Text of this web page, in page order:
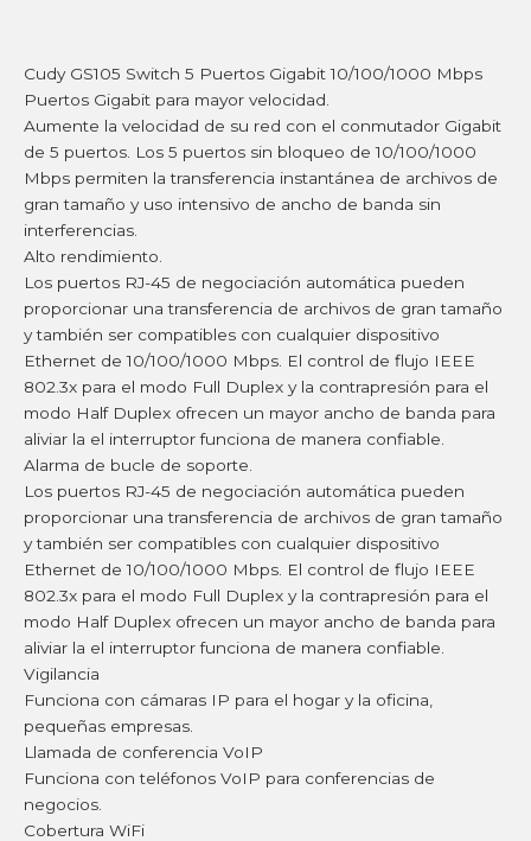
Cudy GS105 Switch 5 Puertos Gigabit 10/100/1000 Mbps
Puertos Gigabit para mayor velocidad.
Aumente la velocidad de su red con el conmutador Gigabit
de 5 puertos. Los 5 puertos sin bloqueo de 10/100/1000
Mbps permiten la transferencia instantánea de archivos de
gran tamaño y uso intensivo de ancho de banda sin
interferencias.
Alto rendimiento.
Los puertos RJ-45 de negociación automática pueden
proporcionar una transferencia de archivos de gran tamaño
y también ser compatibles con cualquier dispositivo
Ethernet de 10/100/1000 Mbps. El control de flujo IEEE
802.3x para el modo Full Duplex y la contrapresión para el
modo Half Duplex ofrecen un mayor ancho de banda para
aliviar la el interruptor funciona de manera confiable.
Alarma de bucle de soporte.
Los puertos RJ-45 de negociación automática pueden
proporcionar una transferencia de archivos de gran tamaño
y también ser compatibles con cualquier dispositivo
Ethernet de 10/100/1000 Mbps. El control de flujo IEEE
802.3x para el modo Full Duplex y la contrapresión para el
modo Half Duplex ofrecen un mayor ancho de banda para
aliviar la el interruptor funciona de manera confiable.
Vigilancia
Funciona con cámaras IP para el hogar y la oficina,
pequeñas empresas.
Llamada de conferencia VoIP
Funciona con teléfonos VoIP para conferencias de
negocios.
Cobertura WiFi